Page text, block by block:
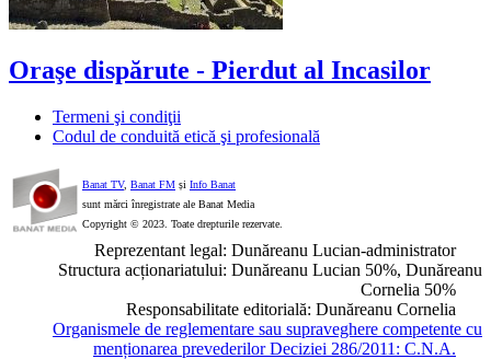
Oraşe dispărute - Pierdut al Incasilor
Termeni şi condiţii
Codul de conduită etică şi profesională
Banat TV, Banat FM și Info Banat
sunt mărci înregistrate ale Banat Media
Copyright © 2023. Toate drepturile rezervate.
Reprezentant legal: Dunăreanu Lucian-administrator
Structura acționariatului: Dunăreanu Lucian 50%, Dunăreanu
Cornelia 50%
Responsabilitate editorială: Dunăreanu Cornelia
Organismele de reglementare sau supraveghere competente cu
menționarea prevederilor Deciziei 286/2011: C.N.A.